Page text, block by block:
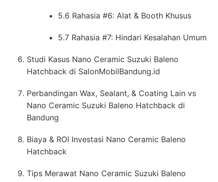
5.6 Rahasia #6: Alat & Booth Khusus
5.7 Rahasia #7: Hindari Kesalahan Umum
Studi Kasus Nano Ceramic Suzuki Baleno
Hatchback di SalonMobilBandung.id
Perbandingan Wax, Sealant, & Coating Lain vs
Nano Ceramic Suzuki Baleno Hatchback di
Bandung
Biaya & ROI Investasi Nano Ceramic Baleno
Hatchback
Tips Merawat Nano Ceramic Suzuki Baleno